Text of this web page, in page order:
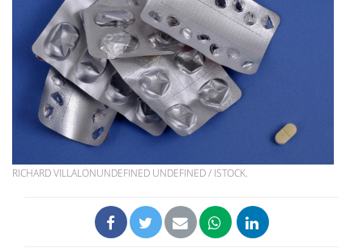
RICHARD VILLALONUNDEFINED UNDEFINED / ISTOCK.